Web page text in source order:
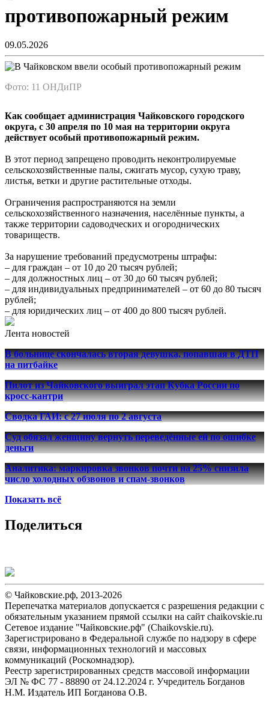
противопожарный режим
09.05.2026
Фото: 11 ОНДиПР
Как сообщает администрация Чайковского городского
округа, с 30 апреля по 10 мая на территории округа
действует особый противопожарный режим.
В этот период запрещено проводить неконтролируемые
сельскохозяйственные палы, сжигать мусор, сухую траву,
листья, ветки и другие растительные отходы.
Ограничения распространяются на земли
сельскохозяйственного назначения, населённые пункты, а
также территории садоводческих и огороднических
товариществ.
За нарушение требований предусмотрены штрафы:
– для граждан – от 10 до 20 тысяч рублей;
– для должностных лиц – от 30 до 60 тысяч рублей;
– для индивидуальных предпринимателей – от 60 до 80 тысяч
рублей;
– для юридических лиц – от 400 до 800 тысяч рублей.
Лента новостей
В больнице скончалась вторая девушка, попавшая в ДТП
на питбайке
Пилот из Чайковского выиграл этап Кубка России по
кросс-кантри
Сводка ГАИ: с 27 июля по 2 августа
Суд обязал женщину вернуть переведённые ей по ошибке
деньги
Аналитика: маркировка звонков почти на 25% снизила
число холодных обзвонов и спам-звонков
Показать всё
Поделиться
© Чайковские.рф, 2013-2026
Перепечатка материалов допускается с разрешения редакции с
обязательным указанием прямой ссылки на сайт chaikovskie.ru
Сетевое издание "Чайковские.рф" (Chaikovskie.ru).
Зарегистрировано в Федеральной службе по надзору в сфере
связи, информационных технологий и массовых
коммуникаций (Роскомнадзор).
Реестр зарегистрированных средств массовой информации
ЭЛ № ФС 77 - 88890 от 24.12.2024 г. Учредитель Богданов
Н.М. Издатель ИП Богданова О.В.